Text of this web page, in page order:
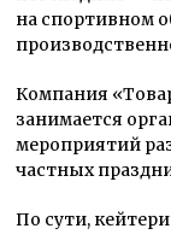
на спортивном
Компания
занимается
мероприятий
частных
По сути,